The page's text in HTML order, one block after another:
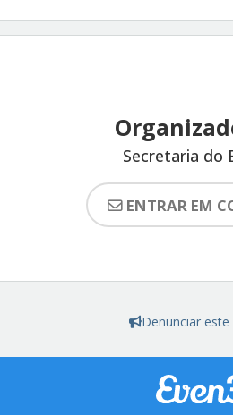
Secretaria do
ENTRAR EM
Denunciar este